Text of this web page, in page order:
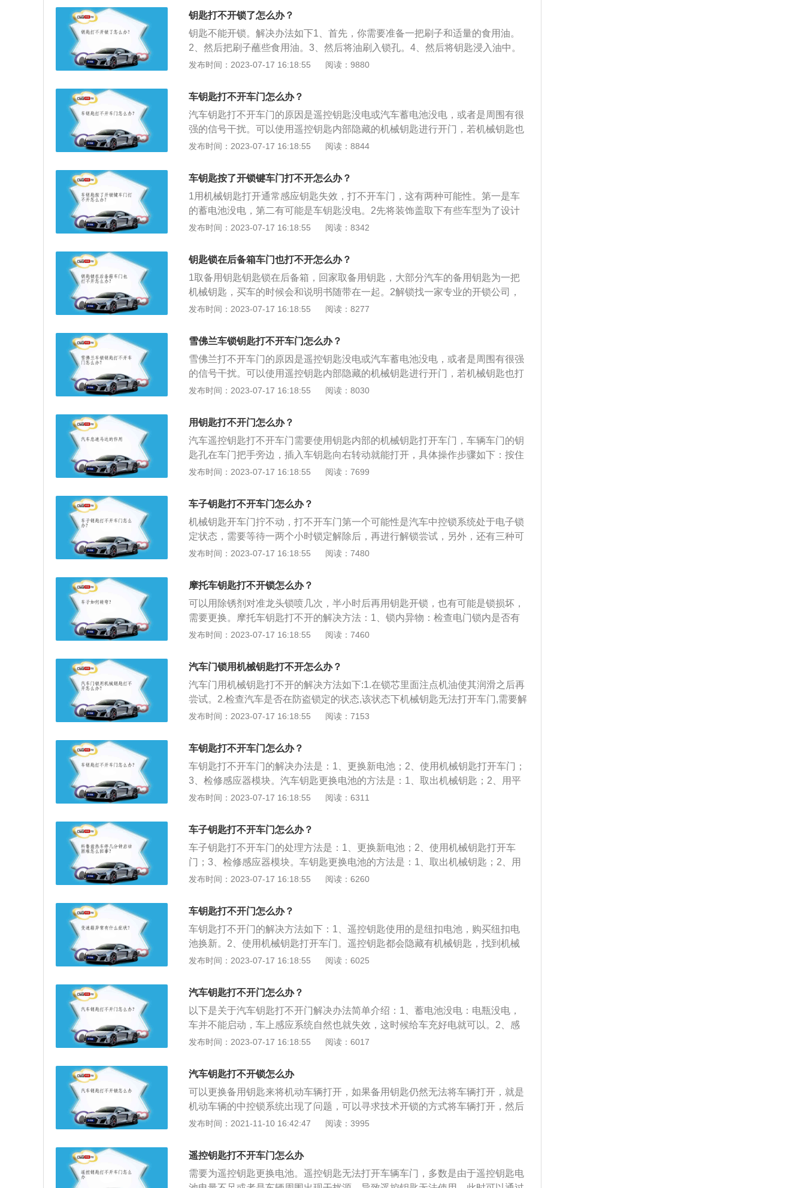
当钥匙插入到锁孔后，里面的锁止机构不会弹起，就没法打开，需要注意千万不
要用力的去拧，要不然会造成钥匙的损坏或者是变形。解决办法：把残留的水清
理干净，如果还是不可以，找就近维修专业人员进行维修。5、钥匙损坏或是变
6、在转动钥匙的时候，发现钥匙似乎没有任何阻力，可能是车锁脱钩了，导致
型如果处于防盗锁定状态，它不仅会将发动机锁死，中控锁系统也会禁止机械钥
匙打开车门。解决办法：一般情况下，汽车中控锁的门锁机构是通过机械的锁扣
来扣住车门。如果车门锁没有锁定，靠外面的车门把手可以打开车门。8、汽车
中控锁系统处于电子锁定状态。机械钥匙打不开车门的可能性是汽车中控锁系统
法：等待一两个小时尝试打开车门，如果还是打不开，可以联系维修店的人员进
行维修。
换遥控钥匙电池或者找到遥控钥匙内部隐藏的机械钥匙就可以打开车门。不过现
在厂商为了美观，故意将车门的钥匙插孔隐藏起来。如果要用机械钥匙打开车门
需要仔细观察，一般在门把手尾端有一个和钥匙差不多大小的装饰件，撬开即
可。2、如果是机械钥匙打不开车门：有两种情况，一种可能是汽车中控锁系统
处于电子锁定状态，需要等待一两个小时锁定解除后，再进行解锁尝试。另外一
暴力方式打开，比如砸车窗。还有一种特殊的情况就是，在天气非常寒冷的情况
下，车门有可能被冻住，这时候需要用温水浇一下，或者等待气温上升的时候再
打开。这就需要车主在平时要好好保管自己的爱车，尽量不要让汽车门锁淋到
活。最后一点就是，大家在使用车门锁时，一旦发现开关不方便，应该将润滑油
钥匙打不开锁了怎么办？
钥匙不能开锁。解决办法如下1、首先，你需要准备一把刷子和适量的食用油。
2、然后把刷子蘸些食用油。3、然后将油刷入锁孔。4、然后将钥匙浸入油中。
5、最后，试着用钥匙撬开锁。如何将钥匙插入锁中：1、如果钥匙卡在锁芯上不
后用锤子轻轻敲击钥匙孔旁边，直到断开的钥匙震动到一定程度。对于内部不是
很紧的坏钥匙，我们也可以在钥匙孔里放一些铅笔粉，这也可以帮助我们取出钥
匙。2、如果发现钥匙孔中断裂的钥匙在平口中，可以使用钩子的上角延伸至钥
匙孔将断裂的钥匙，然后通过这种撬方方法将钥匙移出。3、如果钥匙在钥匙孔
里坏了，不要随便挖。你可以用钳子把钥匙拔出来，这样钳子就有力量了，然后
匙与锁面不齐平，则设计会略微突出。如果长度不足以使用尖嘴钳或镊子，可以
用小螺丝刀或前面的小钢丝撬出外露的断键，然后用镊子或小尖嘴钳拔出拆下的
长度。
发布时间：2023-07-17 16:18:55 阅读：9880
车钥匙打不开车门怎么办？
汽车钥匙打不开车门的原因是遥控钥匙没电或汽车蓄电池没电，或者是周围有很
强的信号干扰。可以使用遥控钥匙内部隐藏的机械钥匙进行开门，若机械钥匙也
打不开车门，则为车门锁故障。汽车钥匙没电更换钥匙电池即可，如果是因为车
门是使用最频繁的地方，尤其是开、关门不正确，或者乘客没有合理开、关门，
车门很容易损坏。因此，始终保持门铰链润滑，这样可以降低磨损程度。正确的
开门关门方式是完全打开或关闭车窗玻璃，这样可以防止车门容易损坏。保护剂
和防密封条的使用：车门也是用来隔绝车外噪音和防水等。如果发生老化和损
坏，很容易造成漏水和明显的噪音。因此，在保养车门时，需要经常用刷子清理
果。
发布时间：2023-07-17 16:18:55 阅读：8844
车钥匙按了开锁键车门打不开怎么办？
1用机械钥匙打开通常感应钥匙失效，打不开车门，这有两种可能性。第一是车
的蓄电池没电，第二有可能是车钥匙没电。2先将装饰盖取下有些车型为了设计
美观把钥匙孔给隐藏起来，如果需要使用机械钥匙开锁，需将装饰盖取下来。3
匙贴在感应器的附近，就能启动车辆。
发布时间：2023-07-17 16:18:55 阅读：8342
钥匙锁在后备箱车门也打不开怎么办？
1取备用钥匙钥匙锁在后备箱，回家取备用钥匙，大部分汽车的备用钥匙为一把
机械钥匙，买车的时候会和说明书随带在一起。2解锁找一家专业的开锁公司，
可以在不破坏锁芯的情况下进行解锁。3找4S或维修店救援部分店面也会提供开
机或电话远程解锁功能，不过该方法在信号受干扰或无信号时作用不大。
发布时间：2023-07-17 16:18:55 阅读：8277
雪佛兰车锁钥匙打不开车门怎么办？
雪佛兰打不开车门的原因是遥控钥匙没电或汽车蓄电池没电，或者是周围有很强
的信号干扰。可以使用遥控钥匙内部隐藏的机械钥匙进行开门，若机械钥匙也打
不开车门，则为车门锁故障。汽车钥匙没电更换钥匙电池即可，如果是因为车门
是使用最频繁的地方，尤其是开、关门不正确，或者乘客没有合理的开、关门，
车门很容易损坏。因此，始终保持门铰链润滑，这样可以降低磨损程度。正确的
开门关门方式是完全打开或关闭车窗玻璃，这样可以防止车门容易损坏。保护剂
和防密封条的使用：车门也是用来隔绝车外噪音和防水等。如果发生老化和损
坏，很容易造成漏水和明显的噪音。因此，在保养车门时，需要经常用刷子清理
果。
发布时间：2023-07-17 16:18:55 阅读：8030
用钥匙打不开门怎么办？
汽车遥控钥匙打不开车门需要使用钥匙内部的机械钥匙打开车门，车辆车门的钥
匙孔在车门把手旁边，插入车钥匙向右转动就能打开，具体操作步骤如下：按住
车钥匙的解锁开关。拔出内部机械钥匙。在车门钥匙孔插入车钥匙。向右旋转解
钥匙没电或者汽车蓄电池没电，如果机械钥匙也打不开，可能是汽车控锁系统处
于电子锁定状态，或者是车门锁芯卡滞。如果汽车锁控系统处于电子锁定状态，
那需要等待一两个小时后尝试开锁，如果是车门锁芯卡滞，那就需要联系4s店来
处理。还有一种特殊的情况就是在天气非常寒冷的情况下，车门可能被冻住，这
时需要用温水浇一下，或者等待气温上升的时候再打开。
发布时间：2023-07-17 16:18:55 阅读：7699
车子钥匙打不开车门怎么办？
机械钥匙开车门拧不动，打不开车门第一个可能性是汽车中控锁系统处于电子锁
定状态，需要等待一两个小时锁定解除后，再进行解锁尝试，另外，还有三种可
能是操作不对、锁芯有问题、机械钥匙有问题。以下是这三种可能的具体介绍：
逆时针上锁。2、锁芯有问题：大部分的车主会使用遥控钥匙打开车门或者给车
门上锁，较少使用机械钥匙解锁车门，锁孔由于长时间不用，会出现锁芯生锈的
现象，可以尝试给锁芯里面加点发动机油，润滑一下，看看能否打开，如果还是
不能打开，需更换锁芯。3、机械钥匙有问题：大多数情况下，机械钥匙不会有
什么太大的问题，如果有问题，可能是后期重新配的钥匙，不完整需要更换钥
发布时间：2023-07-17 16:18:55 阅读：7480
摩托车钥匙打不开锁怎么办？
可以用除锈剂对准龙头锁喷几次，半小时后再用钥匙开锁，也有可能是锁损坏，
需要更换。摩托车钥匙打不开的解决方法：1、锁内异物：检查电门锁内是否有
异物。2、钥匙扭曲：检查钥匙是否弯曲、扭曲。3、插入角度问题：钥匙插入后
介绍：1、摩托车的含义：摩托车是由汽油机驱动，靠手把操纵前轮转向的两轮
或三轮车，轻便灵活、行驶迅速，广泛用于巡逻、客货运输也用作体育运动器
械。2、摩托车的分类：摩托车分为街车、公路赛摩托车、越野摩托车、巡航
车、旅行车等，道路摩托车可分为三大类，即超级运动摩托车、旅行摩托车和美
式摩托车，由于这种摩托车主要在平整的铺装路面上，所以又名为市区摩托车。
表设备五部分组成。
发布时间：2023-07-17 16:18:55 阅读：7460
汽车门锁用机械钥匙打不开怎么办？
汽车门用机械钥匙打不开的解决方法如下:1.在锁芯里面注点机油使其润滑之后再
尝试。2.检查汽车是否在防盗锁定的状态,该状态下机械钥匙无法打开车门,需要解
除后才可以打开。3.更换锁芯。4.使用遥控钥匙打开车门。5.联系相关专业人员进
是通过机械的锁扣来扣住车门。2.如果车门锁没有锁定,靠外面车门把手和车门的
手柄可以打开车门。
发布时间：2023-07-17 16:18:55 阅读：7153
车钥匙打不开车门怎么办？
车钥匙打不开车门的解决办法是：1、更换新电池；2、使用机械钥匙打开车门；
3、检修感应器模块。汽车钥匙更换电池的方法是：1、取出机械钥匙；2、用平
口螺丝刀插入底部open位置，上下撬动；3、出现缝隙后，用螺丝刀沿着缝隙撬
池电量不足；2、汽车蓄电池没电，感应不到钥匙；3、感应钥匙或感应器的模块
出现问题。
发布时间：2023-07-17 16:18:55 阅读：6311
车子钥匙打不开车门怎么办？
车子钥匙打不开车门的处理方法是：1、更换新电池；2、使用机械钥匙打开车
门；3、检修感应器模块。车钥匙更换电池的方法是：1、取出机械钥匙；2、用
平口螺丝刀插入底部open位置，上下撬动；3、出现缝隙后，用螺丝刀沿着缝隙
匙电池电量不足；2、汽车蓄电池没电，感应不到钥匙；3、感应钥匙或感应器的
模块出现问题。
发布时间：2023-07-17 16:18:55 阅读：6260
车钥匙打不开门怎么办？
车钥匙打不开门的解决方法如下：1、遥控钥匙使用的是纽扣电池，购买纽扣电
池换新。2、使用机械钥匙打开车门。遥控钥匙都会隐藏有机械钥匙，找到机械
钥匙扣即可。车钥匙打不开门的原因如下：1、遥控钥匙没电。2、遥控钥匙被信
以判断为信号干扰：车辆经常停放在同一位置，出现钥匙打不开车门的情况，在
其他地方不会出现；3、车辆附近有一个信号源时，车钥匙就打不开车门；信号
源远离车辆后，车门可以正常打开。4、门把手与门锁的连接装置故障，属于故
障类型。由于车门连接机构因行驶颠簸而脱落，门锁无法感应到拉动门把手的动
作。
发布时间：2023-07-17 16:18:55 阅读：6025
汽车钥匙打不开门怎么办？
以下是关于汽车钥匙打不开门解决办法简单介绍：1、蓄电池没电：电瓶没电，
车并不能启动，车上感应系统自然也就失效，这时候给车充好电就可以。2、感
应钥匙没电：一般感应钥匙里电池使用年限为2年，如果碰到电池没电，只能打
周围，在不同方位不同远近距离上多试，碰碰运气吧。另外可以一边打电话一边
按解锁键，成功率会高些。4、一键启动车辆电池没电即使打开车门也是没办法
启动车辆，这时候只需要把感应钥匙贴在感应器上再启动车即可，需要注意不同
车感应器位置不同。
发布时间：2023-07-17 16:18:55 阅读：6017
汽车钥匙打不开锁怎么办
可以更换备用钥匙来将机动车辆打开，如果备用钥匙仍然无法将车辆打开，就是
机动车辆的中控锁系统出现了问题，可以寻求技术开锁的方式将车辆打开，然后
在对车辆的中控锁进行检修，然后再使用。机动车辆的车钥匙出现打不开锁的情
辆进行检查，首先需要找到机动车辆的备用钥匙，然后打开机动车辆，更将机动
车辆开到售后，找到专业的维修师傅对车辆进行检查和维修。
发布时间：2021-11-10 16:42:47 阅读：3995
遥控钥匙打不开车门怎么办
需要为遥控钥匙更换电池。遥控钥匙无法打开车辆车门，多数是由于遥控钥匙电